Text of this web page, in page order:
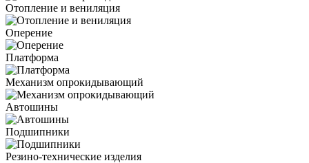
Отопление и вениляция
Оперение
Платформа
Механизм опрокидывающий
Автошины
Подшипники
Резино-технические изделия